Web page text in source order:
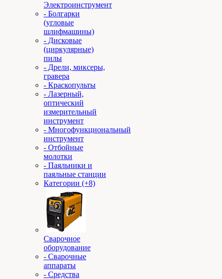
Электроинструмент
- Болгарки
(угловые
шлифмашины)
- Дисковые
(циркулярные)
пилы
- Дрели, миксеры,
гравера
- Краскопульты
- Лазерный,
оптический
измерительный
инструмент
- Многофункциональный
инструмент
- Отбойные
молотки
- Паяльники и
паяльные станции
Категории (+8)
Сварочное
оборудование
- Сварочные
аппараты
- Средства